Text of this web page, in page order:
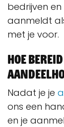
bedrijven
aanmeldt
met je voor.
Hoe
Nadat je je
ons een
en je